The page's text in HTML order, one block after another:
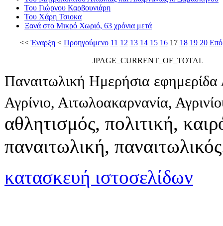
Του Γιώργου Καρβουνιάρη
Του Χάρη Τσιοκα
Ξανά στο Μικρό Χωριό, 63 χρόνια μετά
<<Έναρξη< Προηγούμενο 11 12 13 14 15 16 17 18 19 20
JPAGE_CURRENT_OF_TOTAL
Παναιτωλική Ημερήσια εφημερίδα
Αγρίνιο, Αιτωλοακαρνανία,
αθλητισμός, πολιτική,
παναιτωλική,
κατασκευή ιστοσελίδων